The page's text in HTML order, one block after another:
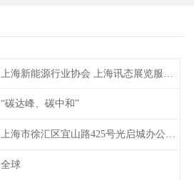
“碳达峰、碳中和”
上海市徐汇区宜山路425号光启城办公楼905-907室
全球